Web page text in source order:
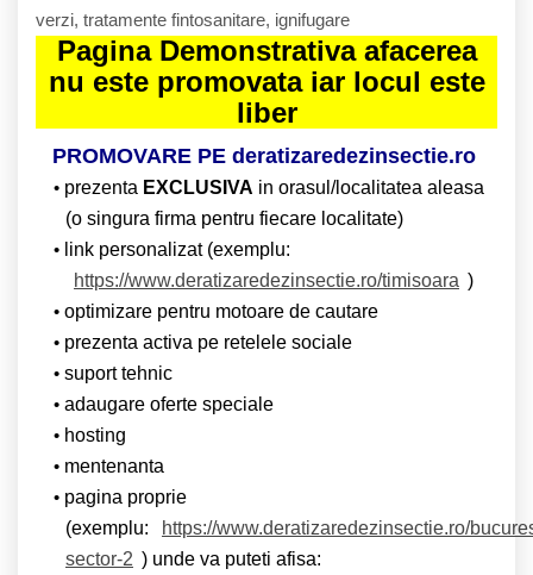
verzi, tratamente fintosanitare, ignifugare
Pagina Demonstrativa afacerea
nu este promovata iar locul este
liber
PROMOVARE PE deratizaredezinsectie.ro
prezenta EXCLUSIVA in orasul/localitatea aleasa
(o singura firma pentru fiecare localitate)
link personalizat (exemplu:
https://www.deratizaredezinsectie.ro/timisoara )
optimizare pentru motoare de cautare
prezenta activa pe retelele sociale
suport tehnic
adaugare oferte speciale
hosting
mentenanta
pagina proprie
(exemplu:
https://www.deratizaredezinsectie.ro/
sector-2 ) unde va puteti afisa: